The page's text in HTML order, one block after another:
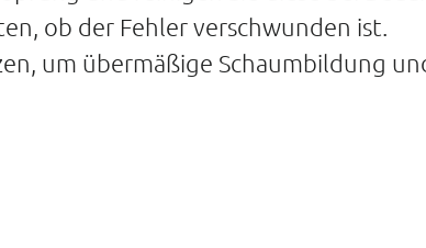
ob der Fehler verschwunden ist.
um übermäßige Schaumbildung